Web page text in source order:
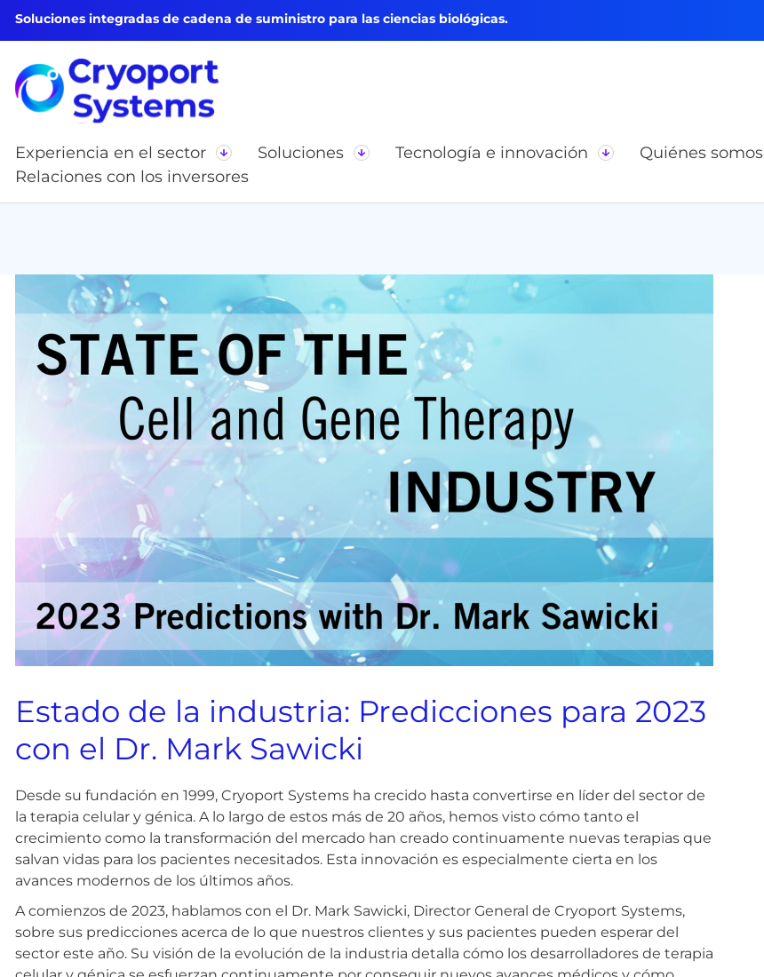
Soluciones integradas de cadena de suministro para las ciencias biológicas.
Experiencia en el sector Soluciones Tecnología e innovación Quiénes somos
Relaciones con los inversores
Estado de la industria: Predicciones para 2023
con el Dr. Mark Sawicki
Desde su fundación en 1999, Cryoport Systems ha crecido hasta convertirse en líder del sector de
la terapia celular y génica. A lo largo de estos más de 20 años, hemos visto cómo tanto el
crecimiento como la transformación del mercado han creado continuamente nuevas terapias que
salvan vidas para los pacientes necesitados. Esta innovación es especialmente cierta en los
avances modernos de los últimos años.
A comienzos de 2023, hablamos con el Dr. Mark Sawicki, Director General de Cryoport Systems,
sobre sus predicciones acerca de lo que nuestros clientes y sus pacientes pueden esperar del
sector este año. Su visión de la evolución de la industria detalla cómo los desarrolladores de terapia